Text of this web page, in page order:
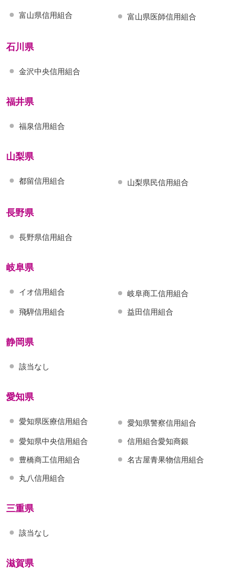
富山県信用組合 富山県医師信用組合
石川県
金沢中央信用組合
福井県
福泉信用組合
山梨県
都留信用組合 山梨県民信用組合
長野県
長野県信用組合
岐阜県
イオ信用組合 岐阜商工信用組合
飛騨信用組合 益田信用組合
静岡県
該当なし
愛知県
愛知県医療信用組合 愛知県警察信用組合
愛知県中央信用組合 信用組合愛知商銀
豊橋商工信用組合 名古屋青果物信用組合
丸八信用組合
三重県
該当なし
滋賀県